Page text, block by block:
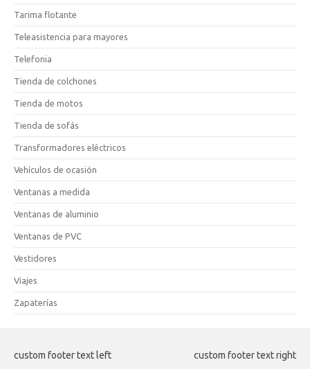
Tarima flotante
Teleasistencia para mayores
Telefonia
Tienda de colchones
Tienda de motos
Tienda de sofás
Transformadores eléctricos
Vehículos de ocasión
Ventanas a medida
Ventanas de aluminio
Ventanas de PVC
Vestidores
Viajes
Zapaterías
custom footer text left custom footer text right